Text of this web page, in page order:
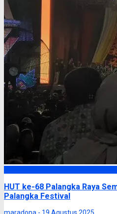
HUT ke-68 Palangka Raya
Palangka Festival